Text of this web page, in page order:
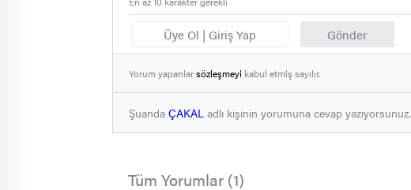
Üye Ol | Giriş Yap Gönder
Yorum yapanlarsözleşmeyi kabul etmiş sayılır.
Şuanda ÇAKAL adlı kişinin yorumuna cevap yazıyorsunuz.
Tüm Yorumlar (1)